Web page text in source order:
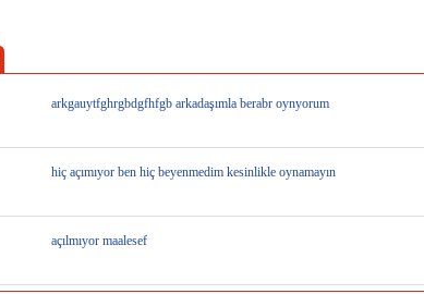
arkgauytfghrgbdgfhfgb arkadaşımla berabr oynyorum
hiç açımıyor ben hiç beyenmedim kesinlikle oynamayın
açılmıyor maalesef